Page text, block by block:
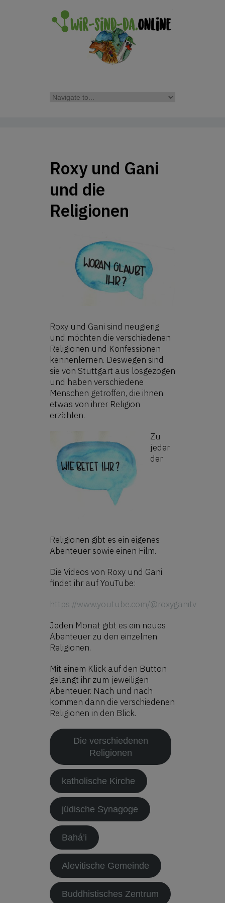
Roxy und Gani
und die
Religionen
Roxy und Gani sind neugierig
und möchten die verschiedenen
Religionen und Konfessionen
kennenlernen. Deswegen sind
sie von Stuttgart aus losgezogen
und haben verschiedene
Menschen getroffen, die ihnen
etwas von ihrer Religion
erzählen.
Zu
jeder
der
Religionen gibt es ein eigenes
Abenteuer sowie einen Film.
Die Videos von Roxy und Gani
findet ihr auf YouTube:
https://www.youtube.com/@roxyganitv
Jeden Monat gibt es ein neues
Abenteuer zu den einzelnen
Religionen.
Mit einem Klick auf den Button
gelangt ihr zum jeweiligen
Abenteuer. Nach und nach
kommen dann die verschiedenen
Religionen in den Blick.
Die verschiedenen
Religionen
katholische Kirche
jüdische Synagoge
Bahá’i
Alevitische Gemeinde
Buddhistisches Zentrum